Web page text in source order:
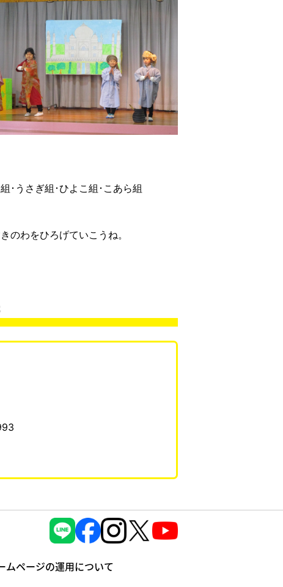
･うさぎ組･ひよこ組･こあら組
のわをひろげていこうね。
ムページの運⽤について